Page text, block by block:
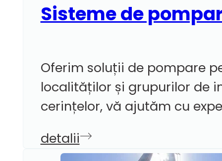
Sisteme de
Oferim soluții de pompare
localităților și grupurilor de
cerințelor, vă ajutăm cu
detalii